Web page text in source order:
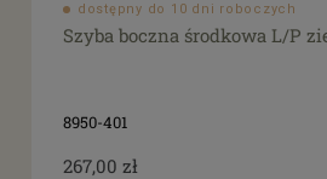
dostępny do 10 dni roboczych
Szyba boczna środkowa L/P
8950-401
267,00 zł